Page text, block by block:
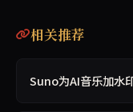
相关推荐
Suno为AI音乐加水